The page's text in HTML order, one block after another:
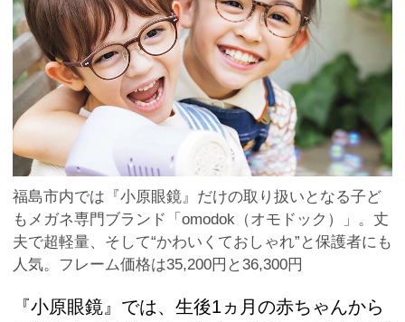
福島市内では『小原眼鏡』だけの取り扱いとなる子ど
もメガネ専門ブランド「omodok（オモドック）」。丈
夫で超軽量、そして“かわいくておしゃれ”と保護者にも
人気。フレーム価格は35,200円と36,300円
『小原眼鏡』では、生後1ヵ月の赤ちゃんから